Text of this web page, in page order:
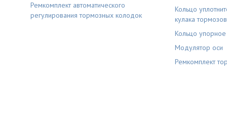
Ремкомплект автоматического
регулирования тормозных колодок
Кольцо
кулака тормозов
Кольцо
Модулятор оси
Ремкомплект